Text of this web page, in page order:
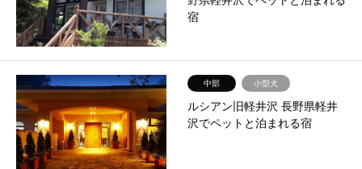
宿
中部 小型犬
ルシアン旧軽井沢 長野県軽井
沢でペットと泊まれる宿